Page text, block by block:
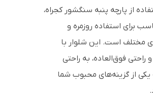
از پارچه پنبه سنگشور کجراه،
برای استفاده روزمره و
مختلف است. این شلوار با
راحتی فوق‌العاده، به راحتی
یکی از گزینه‌های محبوب شما